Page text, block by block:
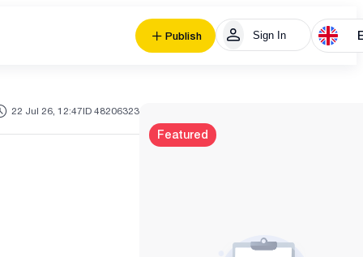
Publish Sign In
22 Jul 26, 12:47ID 48206323
Featured